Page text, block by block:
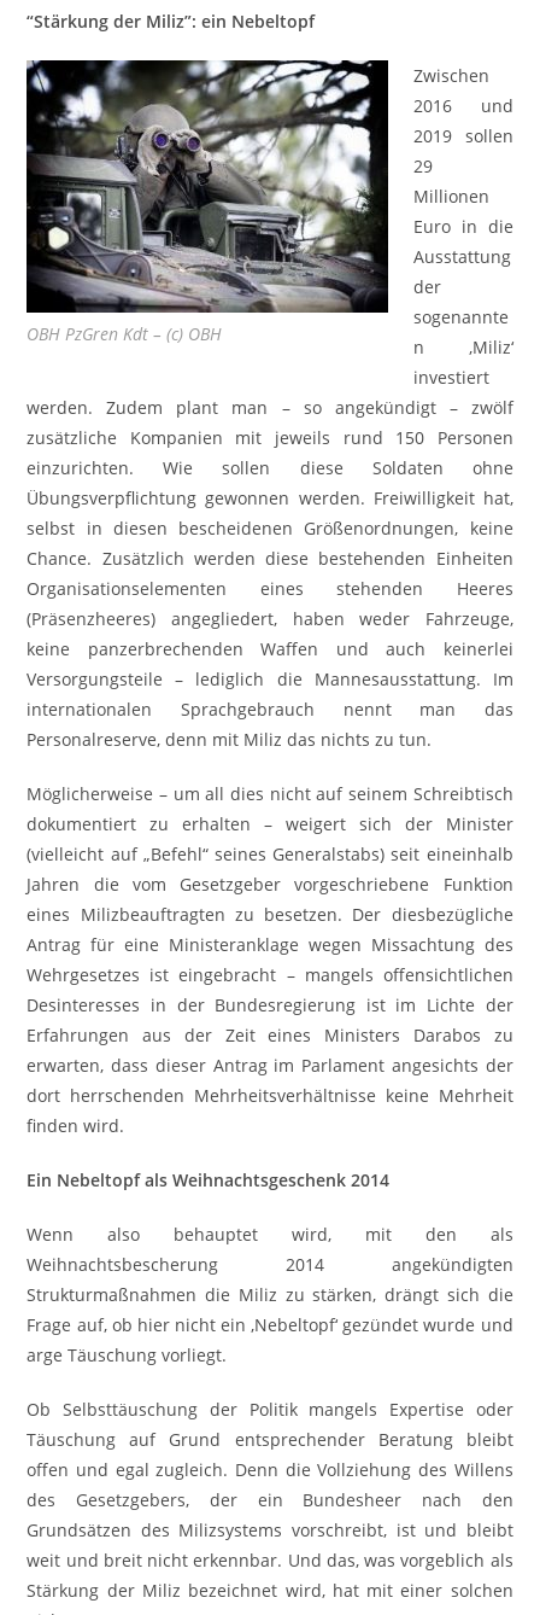
“Stärkung der Miliz”: ein Nebeltopf
OBH PzGren Kdt – (c) OBH
Zwischen
2016 und
2019 sollen
29
Millionen
Euro in die
Ausstattung
der
sogenannte
n ‚Miliz‘
investiert
werden. Zudem plant man – so angekündigt – zwölf
zusätzliche Kompanien mit jeweils rund 150 Personen
einzurichten. Wie sollen diese Soldaten ohne
Übungsverpflichtung gewonnen werden. Freiwilligkeit hat,
selbst in diesen bescheidenen Größenordnungen, keine
Chance. Zusätzlich werden diese bestehenden Einheiten
Organisationselementen eines stehenden Heeres
(Präsenzheeres) angegliedert, haben weder Fahrzeuge,
keine panzerbrechenden Waffen und auch keinerlei
Versorgungsteile – lediglich die Mannesausstattung. Im
internationalen Sprachgebrauch nennt man das
Personalreserve, denn mit Miliz das nichts zu tun.
Möglicherweise – um all dies nicht auf seinem Schreibtisch
dokumentiert zu erhalten – weigert sich der Minister
(vielleicht auf „Befehl“ seines Generalstabs) seit eineinhalb
Jahren die vom Gesetzgeber vorgeschriebene Funktion
eines Milizbeauftragten zu besetzen. Der diesbezügliche
Antrag für eine Ministeranklage wegen Missachtung des
Wehrgesetzes ist eingebracht – mangels offensichtlichen
Desinteresses in der Bundesregierung ist im Lichte der
Erfahrungen aus der Zeit eines Ministers Darabos zu
erwarten, dass dieser Antrag im Parlament angesichts der
dort herrschenden Mehrheitsverhältnisse keine Mehrheit
finden wird.
Ein Nebeltopf als Weihnachtsgeschenk 2014
Wenn also behauptet wird, mit den als
Weihnachtsbescherung 2014 angekündigten
Strukturmaßnahmen die Miliz zu stärken, drängt sich die
Frage auf, ob hier nicht ein ‚Nebeltopf‘ gezündet wurde und
arge Täuschung vorliegt.
Ob Selbsttäuschung der Politik mangels Expertise oder
Täuschung auf Grund entsprechender Beratung bleibt
offen und egal zugleich. Denn die Vollziehung des Willens
des Gesetzgebers, der ein Bundesheer nach den
Grundsätzen des Milizsystems vorschreibt, ist und bleibt
weit und breit nicht erkennbar. Und das, was vorgeblich als
Stärkung der Miliz bezeichnet wird, hat mit einer solchen